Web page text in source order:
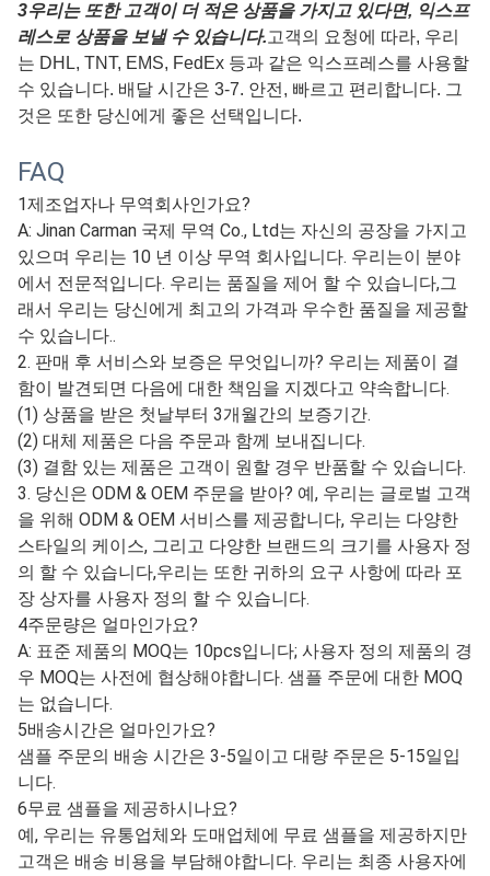
3우리는 또한 고객이 더 적은 상품을 가지고 있다면, 익스프
레스로 상품을 보낼 수 있습니다.고객의 요청에 따라, 우리
는 DHL, TNT, EMS, FedEx 등과 같은 익스프레스를 사용할
수 있습니다. 배달 시간은 3-7. 안전, 빠르고 편리합니다. 그
것은 또한 당신에게 좋은 선택입니다.
FAQ
1제조업자나 무역회사인가요?
A: Jinan Carman 국제 무역 Co., Ltd는 자신의 공장을 가지고
있으며 우리는 10 년 이상 무역 회사입니다. 우리는이 분야
에서 전문적입니다. 우리는 품질을 제어 할 수 있습니다,그
래서 우리는 당신에게 최고의 가격과 우수한 품질을 제공할
수 있습니다..
2. 판매 후 서비스와 보증은 무엇입니까? 우리는 제품이 결
함이 발견되면 다음에 대한 책임을 지겠다고 약속합니다.
(1) 상품을 받은 첫날부터 3개월간의 보증기간.
(2) 대체 제품은 다음 주문과 함께 보내집니다.
(3) 결함 있는 제품은 고객이 원할 경우 반품할 수 있습니다.
3. 당신은 ODM & OEM 주문을 받아? 예, 우리는 글로벌 고객
을 위해 ODM & OEM 서비스를 제공합니다, 우리는 다양한
스타일의 케이스, 그리고 다양한 브랜드의 크기를 사용자 정
의 할 수 있습니다,우리는 또한 귀하의 요구 사항에 따라 포
장 상자를 사용자 정의 할 수 있습니다.
4주문량은 얼마인가요?
A: 표준 제품의 MOQ는 10pcs입니다; 사용자 정의 제품의 경
우 MOQ는 사전에 협상해야합니다. 샘플 주문에 대한 MOQ
는 없습니다.
5배송시간은 얼마인가요?
샘플 주문의 배송 시간은 3-5일이고 대량 주문은 5-15일입
니다.
6무료 샘플을 제공하시나요?
예, 우리는 유통업체와 도매업체에 무료 샘플을 제공하지만
고객은 배송 비용을 부담해야합니다. 우리는 최종 사용자에